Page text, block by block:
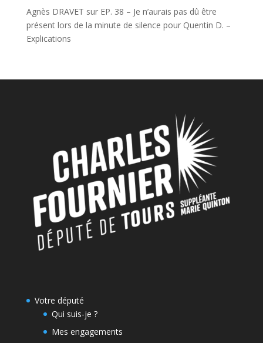
Agnès DRAVET sur EP. 38 – Je n’aurais pas dû être
présent lors de la minute de silence pour Quentin D. –
Explications
Votre député
Qui suis-je ?
Mes engagements